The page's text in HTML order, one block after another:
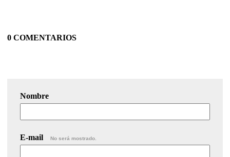
0 COMENTARIOS
Nombre
E-mail No será mostrado.